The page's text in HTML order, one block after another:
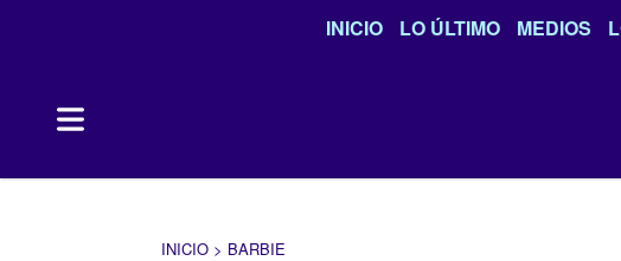
INICIO LO ÚLTIMO MEDIOS
INICIO > BARBIE